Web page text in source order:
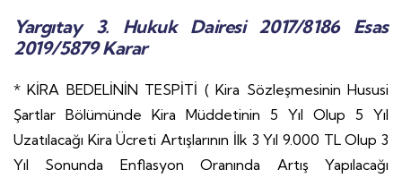
Yargıtay 3. Hukuk Dairesi 2017/8186 Esas
2019/5879 Karar
* KİRA BEDELİNİN TESPİTİ ( Kira Sözleşmesinin Hususi
Şartlar Bölümünde Kira Müddetinin 5 Yıl Olup 5 Yıl
Uzatılacağı Kira Ücreti Artışlarının İlk 3 Yıl 9.000 TL Olup 3
Yıl Sonunda Enflasyon Oranında Artış Yapılacağı